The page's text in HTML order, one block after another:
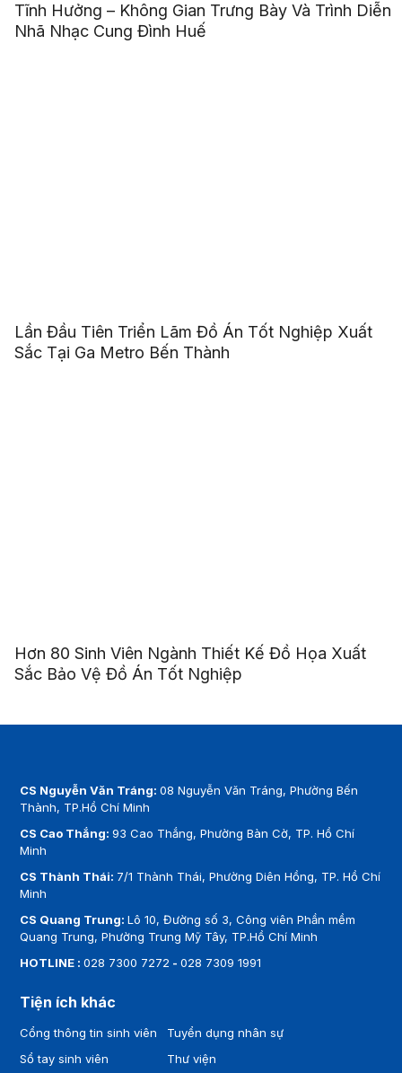
Tĩnh Hưởng – Không Gian Trưng Bày Và Trình Diễn
Nhã Nhạc Cung Đình Huế
Lần Đầu Tiên Triển Lãm Đồ Án Tốt Nghiệp Xuất
Sắc Tại Ga Metro Bến Thành
Hơn 80 Sinh Viên Ngành Thiết Kế Đồ Họa Xuất
Sắc Bảo Vệ Đồ Án Tốt Nghiệp
CS Nguyễn Văn Tráng:08 Nguyễn Văn Tráng, Phường Bến
Thành, TP.Hồ Chí Minh
CS Cao Thắng:93 Cao Thắng, Phường Bàn Cờ, TP. Hồ Chí
Minh
CS Thành Thái: 7/1 Thành Thái, Phường Diên Hồng, TP. Hồ Chí
Minh
CS Quang Trung:Lô 10, Đường số 3, Công viên Phần mềm
Quang Trung, Phường Trung Mỹ Tây, TP.Hồ Chí Minh
HOTLINE :028 7300 7272 -028 7309 1991
Tiện ích khác
Cổng thông tin sinh viên
Sổ tay sinh viên
Tuyển dụng nhân sự
Thư viện